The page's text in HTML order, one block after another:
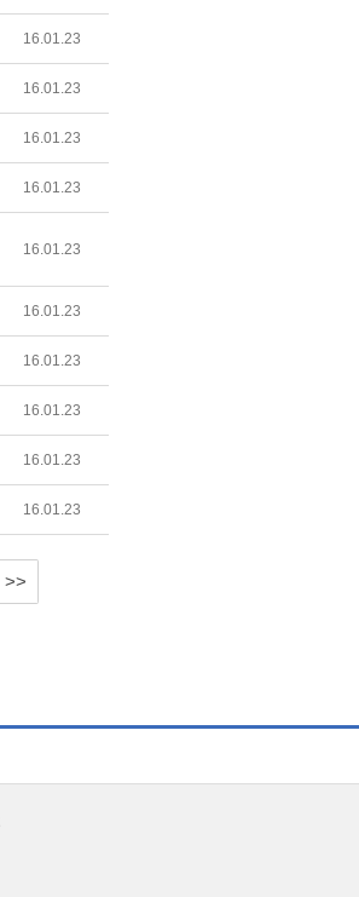
16.01.23
16.01.23
16.01.23
16.01.23
16.01.23
16.01.23
16.01.23
16.01.23
16.01.23
16.01.23
>>